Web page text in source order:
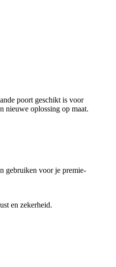
poort geschikt is voor
nieuwe oplossing op maat.
gebruiken voor je premie-
en zekerheid.